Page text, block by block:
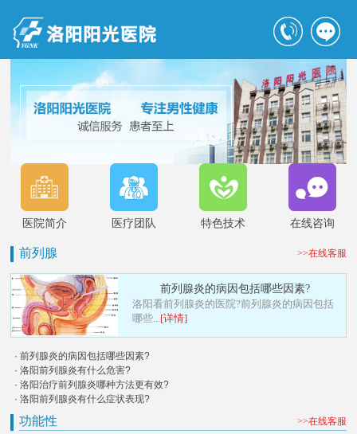
医院简介 医疗团队 特色技术 在线咨询
前列腺 >>在线客服
前列腺炎的病因包括哪些因素?
洛阳看前列腺炎的医院?前列腺炎的病因包括
哪些...[详情]
· 前列腺炎的病因包括哪些因素?
· 洛阳前列腺炎有什么危害?
· 洛阳治疗前列腺炎哪种方法更有效?
· 洛阳前列腺炎有什么症状表现?
功能性 >>在线客服